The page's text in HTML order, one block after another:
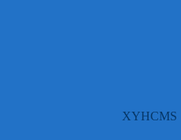
XYHCMS